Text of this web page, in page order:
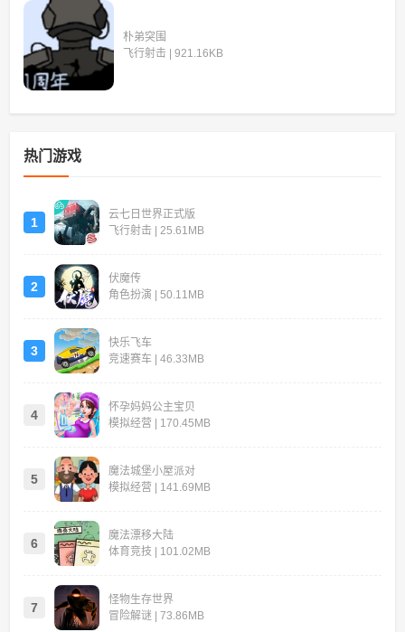
朴弟突围
飞行射击 | 921.16KB
热门游戏
1
云七日世界正式版
飞行射击 | 25.61MB
2
伏魔传
角色扮演 | 50.11MB
3
快乐飞车
竞速赛车 | 46.33MB
4
怀孕妈妈公主宝贝
模拟经营 | 170.45MB
5
魔法城堡小屋派对
模拟经营 | 141.69MB
6
魔法漂移大陆
体育竞技 | 101.02MB
7
怪物生存世界
冒险解谜 | 73.86MB